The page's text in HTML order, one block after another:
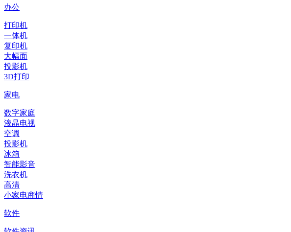
办公
打印机
一体机
复印机
大幅面
投影机
3D打印
家电
数字家庭
液晶电视
空调
投影机
冰箱
智能影音
洗衣机
高清
小家电商情
软件